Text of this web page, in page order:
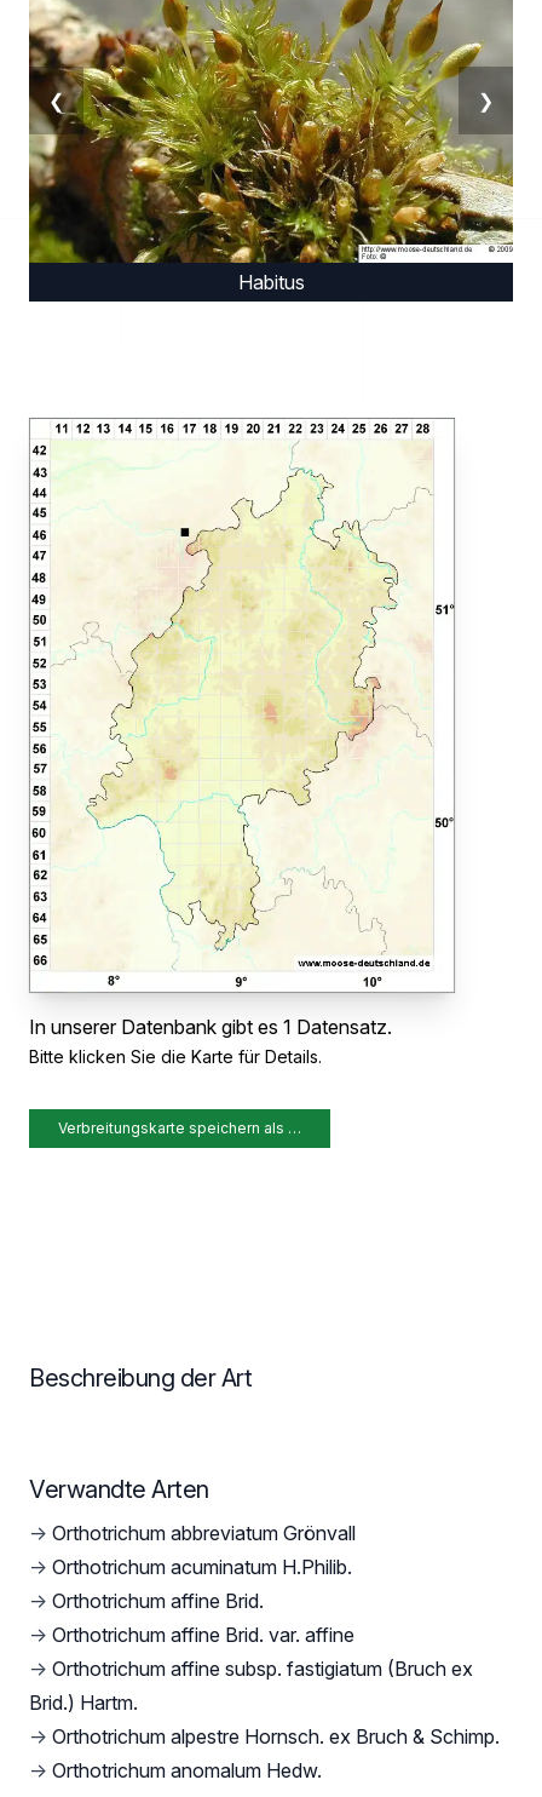
Habitus
❮ ❯
In unserer Datenbank gibt es 1 Datensatz.
Bitte klicken Sie die Karte für Details.
Verbreitungskarte speichern als …
Beschreibung der Art
Verwandte Arten
→ Orthotrichum abbreviatum Grönvall
→ Orthotrichum acuminatum H.Philib.
→ Orthotrichum affine Brid.
→ Orthotrichum affine Brid. var. affine
→ Orthotrichum affine subsp. fastigiatum (Bruch ex
Brid.) Hartm.
→ Orthotrichum alpestre Hornsch. ex Bruch & Schimp.
→ Orthotrichum anomalum Hedw.